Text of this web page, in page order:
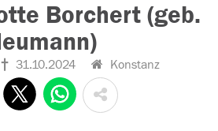
Borchert (geb.
31.10.2024 Konstanz